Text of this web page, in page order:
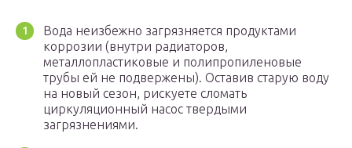
Вода неизбежно загрязняется продуктами
коррозии (внутри радиаторов,
металлопластиковые и полипропиленовые
трубы ей не подвержены). Оставив старую воду
на новый сезон, рискуете сломать
циркуляционный насос твердыми
загрязнениями.